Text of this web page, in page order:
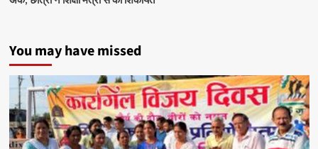
You may have missed